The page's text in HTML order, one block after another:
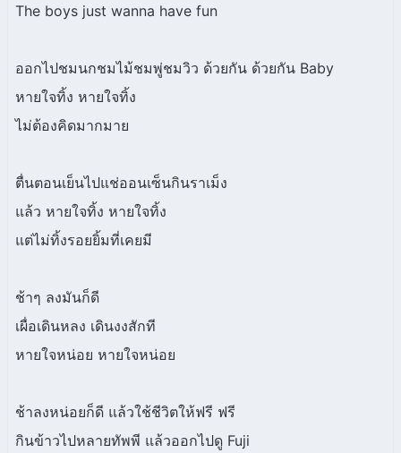
The boys just wanna have fun
ออกไปชมนกชมไม้ชมพู่ชมวิว ด้วยกัน ด้วยกัน Baby
หายใจทิ้ง หายใจทิ้ง
ไม่ต้องคิดมากมาย
ตื่นตอนเย็นไปแช่ออนเซ็นกินราเม็ง
แล้ว หายใจทิ้ง หายใจทิ้ง
แต่ไม่ทิ้งรอยยิ้มที่เคยมี
ช้าๆ ลงมันก็ดี
เผื่อเดินหลง เดินงงสักที
หายใจหน่อย หายใจหน่อย
ช้าลงหน่อยก็ดี แล้วใช้ชีวิตให้ฟรี ฟรี
กินข้าวไปหลายทัพพี แล้วออกไปดู Fuji